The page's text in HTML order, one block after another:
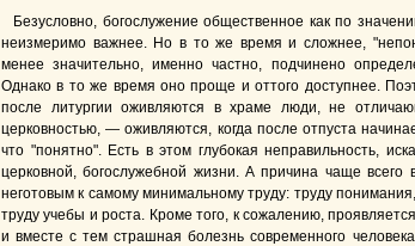
Безусловно, богослужение общественное как по
неизмеримо важнее. Но в то же время и сложнее,
менее значительно, именно частно, подчинено
Однако в то же время оно проще и оттого доступнее.
после литургии оживляются в храме люди, не
церковностью, — оживляются, когда после отпуста
что "понятно". Есть в этом глубокая неправильность,
церковной, богослужебной жизни. А причина чаще всего
неготовым к самому минимальному труду: труду
труду учебы и роста. Кроме того, к сожалению,
и вместе с тем страшная болезнь современного